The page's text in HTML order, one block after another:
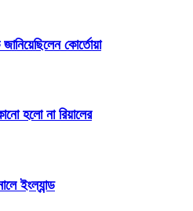
কোর্তোয়া
হলো না রিয়ালের
ইংল্যান্ড